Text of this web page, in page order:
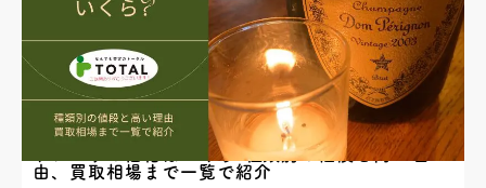
ドンペリの価格はいくら?種類別の値段と高い理
由、買取相場まで一覧で紹介